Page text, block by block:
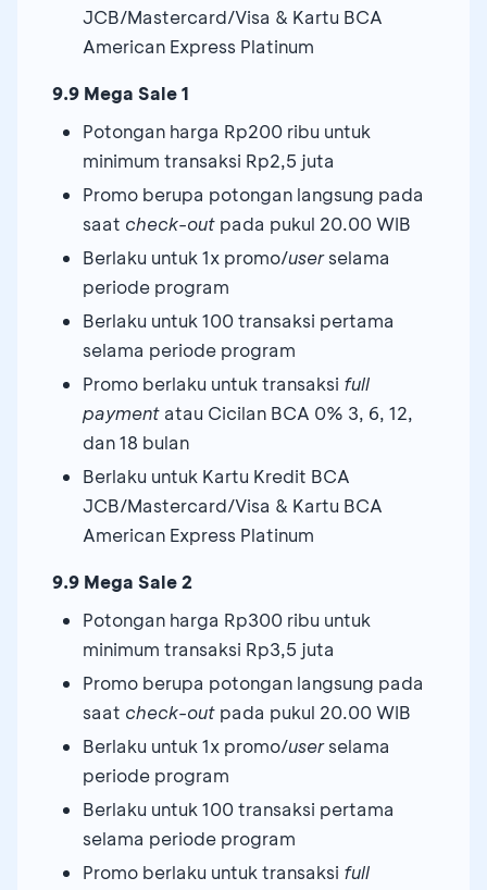
JCB/Mastercard/Visa & Kartu BCA
American Express Platinum
9.9 Mega Sale 1
Potongan harga Rp200 ribu untuk
minimum transaksi Rp2,5 juta
Promo berupa potongan langsung pada
saat check-out pada pukul 20.00 WIB
Berlaku untuk 1x promo/userselama
periode program
Berlaku untuk 100 transaksi pertama
selama periode program
Promo berlaku untuk transaksi full
payment atau Cicilan BCA 0% 3, 6, 12,
dan 18 bulan
Berlaku untuk Kartu Kredit BCA
JCB/Mastercard/Visa & Kartu BCA
American Express Platinum
9.9 Mega Sale 2
Potongan harga Rp300 ribu untuk
minimum transaksi Rp3,5 juta
Promo berupa potongan langsung pada
saat check-out pada pukul 20.00 WIB
Berlaku untuk 1x promo/userselama
periode program
Berlaku untuk 100 transaksi pertama
selama periode program
Promo berlaku untuk transaksi full